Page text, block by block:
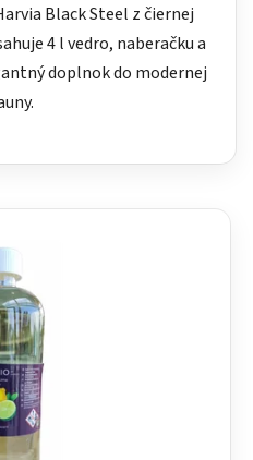
Black Steel z čiernej
4 l vedro, naberačku a
doplnok do modernej